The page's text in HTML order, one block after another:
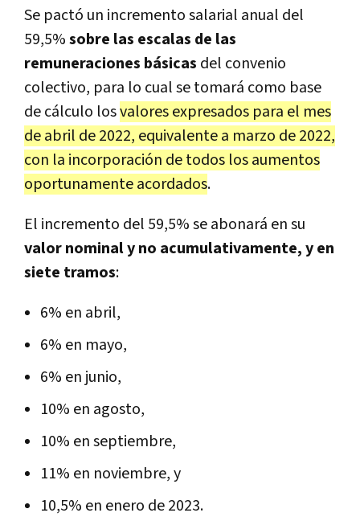
Se pactó un incremento salarial anual del
59,5%sobre las escalas de las
remuneraciones básicas del convenio
colectivo, para lo cual se tomará como base
de cálculo losvalores expresados para el mes
de abril de 2022, equivalente a marzo de 2022,
con la incorporación de todos los aumentos
oportunamente acordados.
El incremento del 59,5% se abonará en su
valor nominal y no acumulativamente, y en
siete tramos:
6% en abril,
6% en mayo,
6% en junio,
10% en agosto,
10% en septiembre,
11% en noviembre, y
10,5% en enero de 2023.